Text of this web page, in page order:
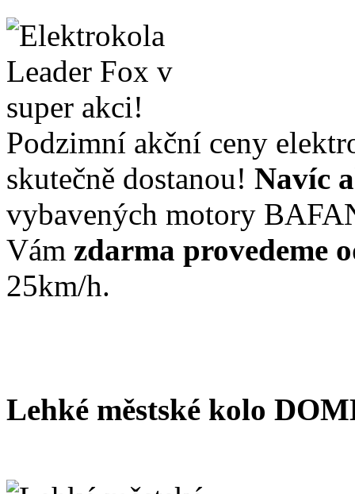
Podzimní akční ceny
skutečně dostanou! Navíc
vybavených motory
Vám zdarma provedeme
25km/h.
Lehké městské kolo